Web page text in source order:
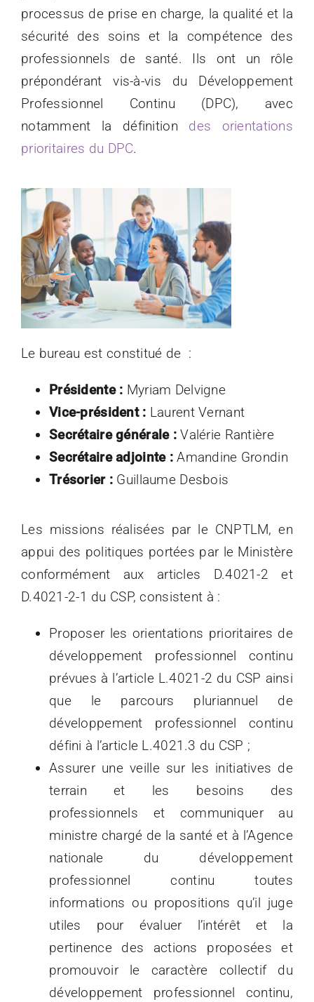
processus de prise en charge, la qualité et la
sécurité des soins et la compétence des
professionnels de santé. Ils ont un rôle
prépondérant vis-à-vis du Développement
Professionnel Continu (DPC), avec
notamment la définition des orientations
prioritaires du DPC.
Le bureau est constitué de :
Présidente : Myriam Delvigne
Vice-président : Laurent Vernant
Secrétaire générale :Valérie Rantière
Secrétaire adjointe :Amandine Grondin
Trésorier : Guillaume Desbois
Les missions réalisées par le CNPTLM, en
appui des politiques portées par le Ministère
conformément aux articles D.4021-2 et
D.4021-2-1 du CSP, consistent à :
Proposer les orientations prioritaires de
développement professionnel continu
prévues à l’article L.4021-2 du CSP ainsi
que le parcours pluriannuel de
développement professionnel continu
défini à l’article L.4021.3 du CSP ;
Assurer une veille sur les initiatives de
terrain et les besoins des
professionnels et communiquer au
ministre chargé de la santé et à l’Agence
nationale du développement
professionnel continu toutes
informations ou propositions qu’il juge
utiles pour évaluer l’intérêt et la
pertinence des actions proposées et
promouvoir le caractère collectif du
développement professionnel continu,